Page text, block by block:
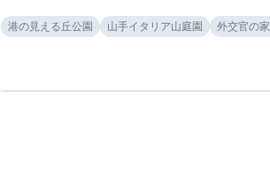
港の見える丘公園 山手イタリア山庭園 外交官の家